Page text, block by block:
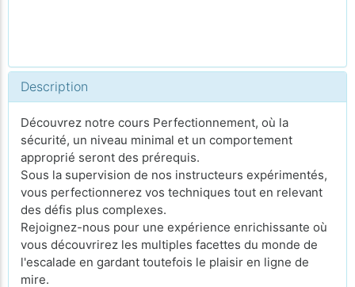
Description
Découvrez notre cours Perfectionnement, où la
sécurité, un niveau minimal et un comportement
approprié seront des prérequis.
Sous la supervision de nos instructeurs expérimentés,
vous perfectionnerez vos techniques tout en relevant
des défis plus complexes.
Rejoignez-nous pour une expérience enrichissante où
vous découvrirez les multiples facettes du monde de
l'escalade en gardant toutefois le plaisir en ligne de
mire.